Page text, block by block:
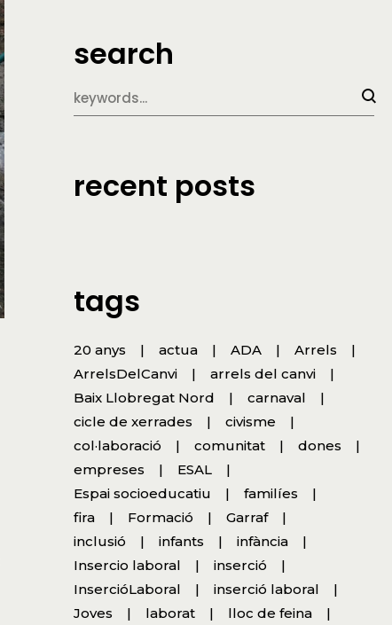
search
recent posts
tags
20 anys actua ADA
Arrels
ArrelsDelCanvi
arrels del canvi
Baix Llobregat Nord
carnaval
cicle de xerrades
civisme
col·laboració
comunitat
dones
empreses
ESAL
Espai socioeducatiu
familíes
fira
Formació
Garraf
inclusió
infants
infància
Insercio laboral
inserció
InsercióLaboral
inserció laboral
Joves
laborat
lloc de feina